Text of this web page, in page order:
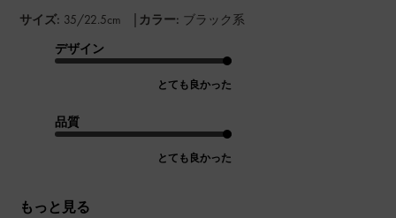
サイズ: 35/22.5cm | カラー: ブラック系
デザイン
とても良かった
品質
とても良かった
もっと見る